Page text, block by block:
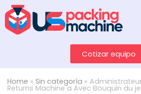
Cotizar equipo
Home » Sin categoría »
Returns Machine a Avec Bouquin du